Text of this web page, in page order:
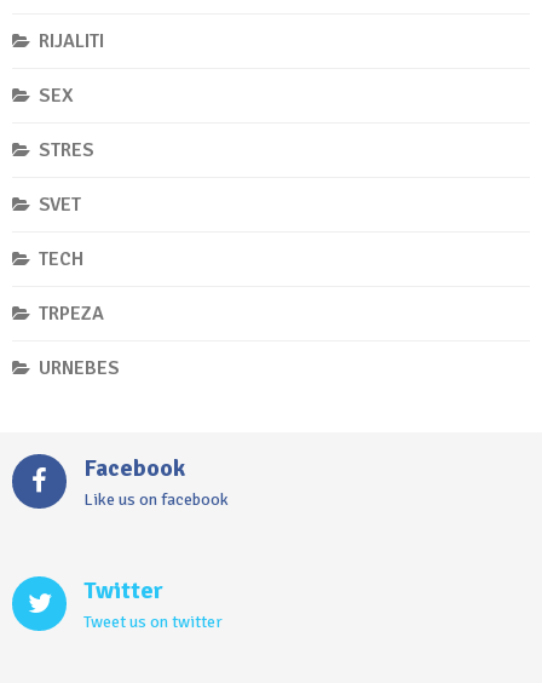
RIJALITI
SEX
STRES
SVET
TECH
TRPEZA
URNEBES
Facebook
Like us on facebook
Twitter
Tweet us on twitter